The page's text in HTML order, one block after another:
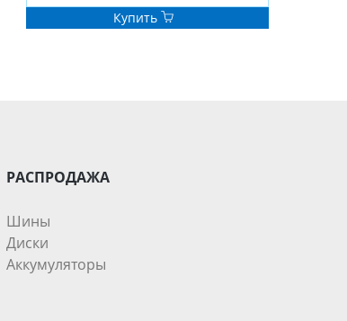
Купить
РАСПРОДАЖА
Шины
Диски
Аккумуляторы